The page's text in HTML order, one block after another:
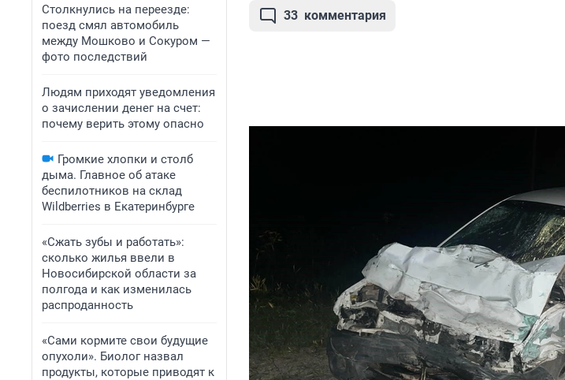
Столкнулись на переезде:
поезд смял автомобиль
между Мошково и Сокуром —
фото последствий
Людям приходят уведомления
о зачислении денег на счет:
почему верить этому опасно
Громкие хлопки и столб
дыма. Главное об атаке
беспилотников на склад
Wildberries в Екатеринбурге
«Сжать зубы и работать»:
сколько жилья ввели в
Новосибирской области за
полгода и как изменилась
распроданность
«Сами кормите свои будущие
опухоли». Биолог назвал
продукты, которые приводят к
33 комментария